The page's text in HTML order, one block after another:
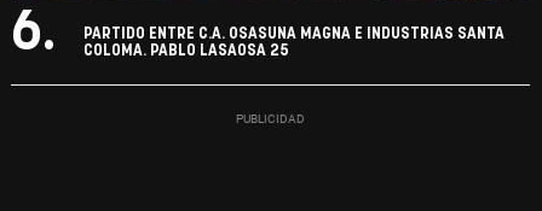
6.
PARTIDO ENTRE C.A. OSASUNA MAGNA E INDUSTRIAS SANTA
COLOMA. PABLO LASAOSA 25